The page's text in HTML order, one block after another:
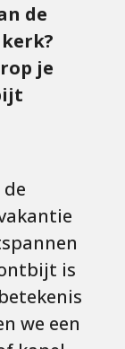
de
je
is
we een